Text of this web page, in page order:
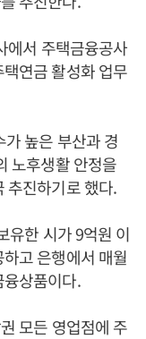
에서 주택금융공사
연금 활성화 업무
높은 부산과 경
노후생활 안정을
추진하기로 했다.
유한 시가 9억원 이
고 은행에서 매월
상품이다.
모든 영업점에 주